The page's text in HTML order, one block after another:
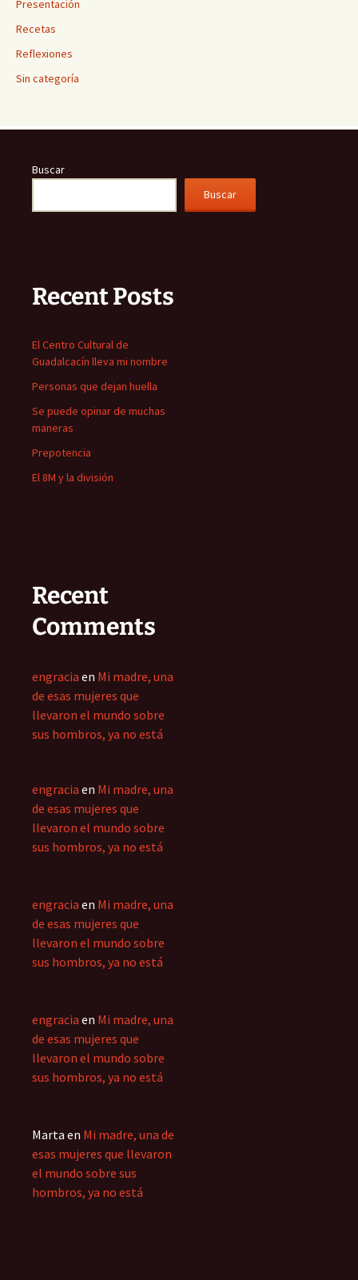
Presentación
Recetas
Reflexiones
Sin categoría
Buscar
Buscar
Recent Posts
El Centro Cultural de
Guadalcacín lleva mi nombre
Personas que dejan huella
Se puede opinar de muchas
maneras
Prepotencia
El 8M y la división
Recent
Comments
engracia en Mi madre, una
de esas mujeres que
llevaron el mundo sobre
sus hombros, ya no está
engracia en Mi madre, una
de esas mujeres que
llevaron el mundo sobre
sus hombros, ya no está
engracia en Mi madre, una
de esas mujeres que
llevaron el mundo sobre
sus hombros, ya no está
engracia en Mi madre, una
de esas mujeres que
llevaron el mundo sobre
sus hombros, ya no está
Marta en Mi madre, una de
esas mujeres que llevaron
el mundo sobre sus
hombros, ya no está